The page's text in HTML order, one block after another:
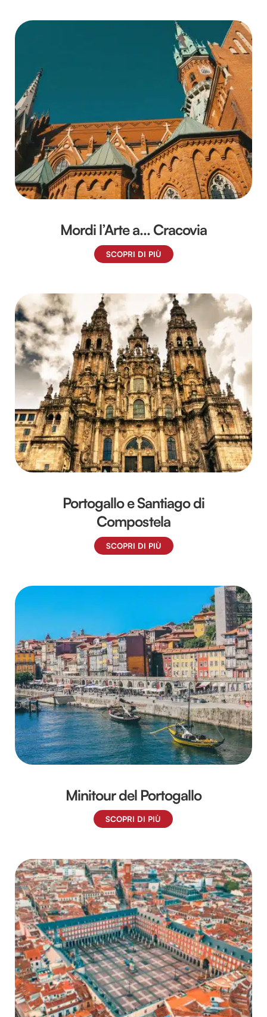
annunci, per fornire funzionalità dei social media e per
analizzare il nostro traffico. Condividiamo inoltre
informazioni sul modo in cui utilizzi il nostro sito con i
nostri partner che si occupano di analisi dei dati web,
pubblicità e social media, i quali potrebbero combinarle
con altre informazioni che hai fornito loro o che hanno
raccolto dal tuo utilizzo dei loro servizi.
Mordi l’Arte a… Cracovia
SCOPRI DI PIÙ
Portogallo e Santiago di
Compostela
SCOPRI DI PIÙ
Minitour del Portogallo
SCOPRI DI PIÙ